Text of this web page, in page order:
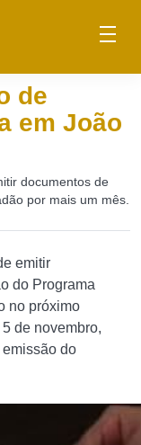
de
em João
documentos de
por mais um mês.
emitir
do Programa
no próximo
de novembro,
do